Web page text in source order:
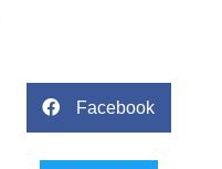
Facebook